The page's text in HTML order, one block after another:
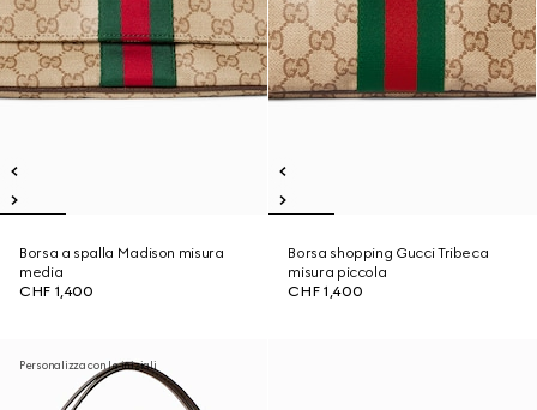
Borsa a spalla Madison misura
media
CHF 1,400
Borsa shopping Gucci Tribeca
misura piccola
CHF 1,400
Personalizza con le iniziali